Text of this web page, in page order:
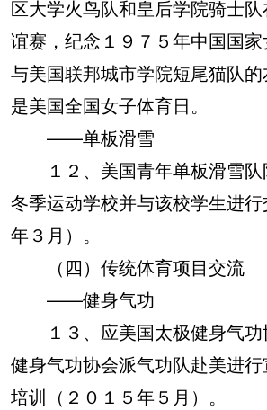
区大学火鸟队和皇后学院骑士
谊赛，纪念１９７５年中国国
与美国联邦城市学院短尾猫队
是美国全国女子体育日。
——单板滑雪
１２、美国青年单板滑雪队
冬季运动学校并与该校学生进行
年３月）。
（四）传统体育项目交流
——健身气功
１３、应美国太极健身气功
健身气功协会派气功队赴美进
培训（２０１５年５月）。